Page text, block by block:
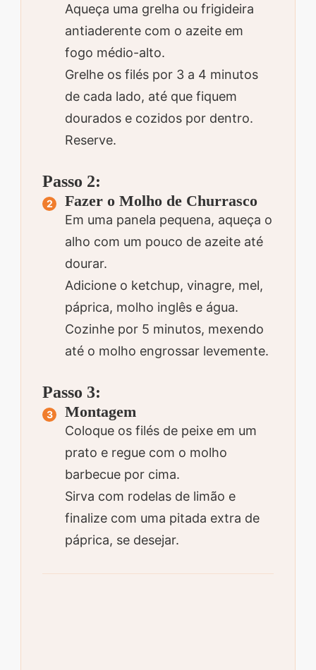
Aqueça uma grelha ou frigideira
antiaderente com o azeite em
fogo médio-alto.
Grelhe os filés por 3 a 4 minutos
de cada lado, até que fiquem
dourados e cozidos por dentro.
Reserve.
Passo 2:
Fazer o Molho de Churrasco
Em uma panela pequena, aqueça o
alho com um pouco de azeite até
dourar.
Adicione o ketchup, vinagre, mel,
páprica, molho inglês e água.
Cozinhe por 5 minutos, mexendo
até o molho engrossar levemente.
Passo 3:
Montagem
Coloque os filés de peixe em um
prato e regue com o molho
barbecue por cima.
Sirva com rodelas de limão e
finalize com uma pitada extra de
páprica, se desejar.